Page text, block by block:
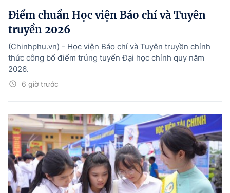
Điểm chuẩn Học viện Báo chí và Tuyên
truyền 2026
6 giờ trước
(Chinhphu.vn) - Học viện Báo chí và Tuyên truyền chính
thức công bố điểm trúng tuyển Đại học chính quy năm
2026.